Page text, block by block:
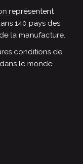
représentent
140 pays des
la manufacture.
conditions de
le monde